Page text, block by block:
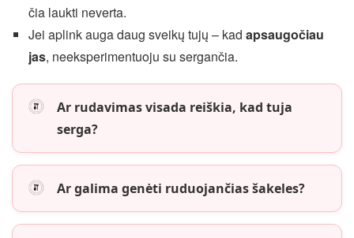
čia laukti neverta.
Jei aplink auga daug sveikų tujų – kad apsaugočiau
jas, neeksperimentuoju su sergančia.
Ar rudavimas visada reiškia, kad tuja
serga?
Ar galima genėti ruduojančias šakeles?